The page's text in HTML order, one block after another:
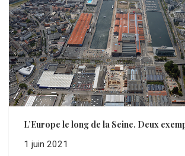
L’Europe le long de la Seine. Deux
1 juin 2021